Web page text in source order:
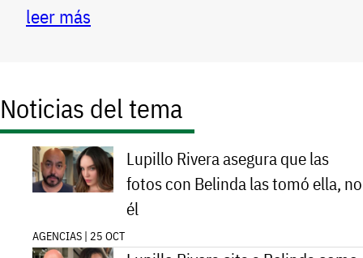
leer más
Noticias del tema
Lupillo Rivera asegura que las
fotos con Belinda las tomó ella, no
él
AGENCIAS | 25 OCT